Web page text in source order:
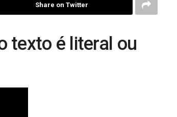
Share on Twitter
texto é literal ou